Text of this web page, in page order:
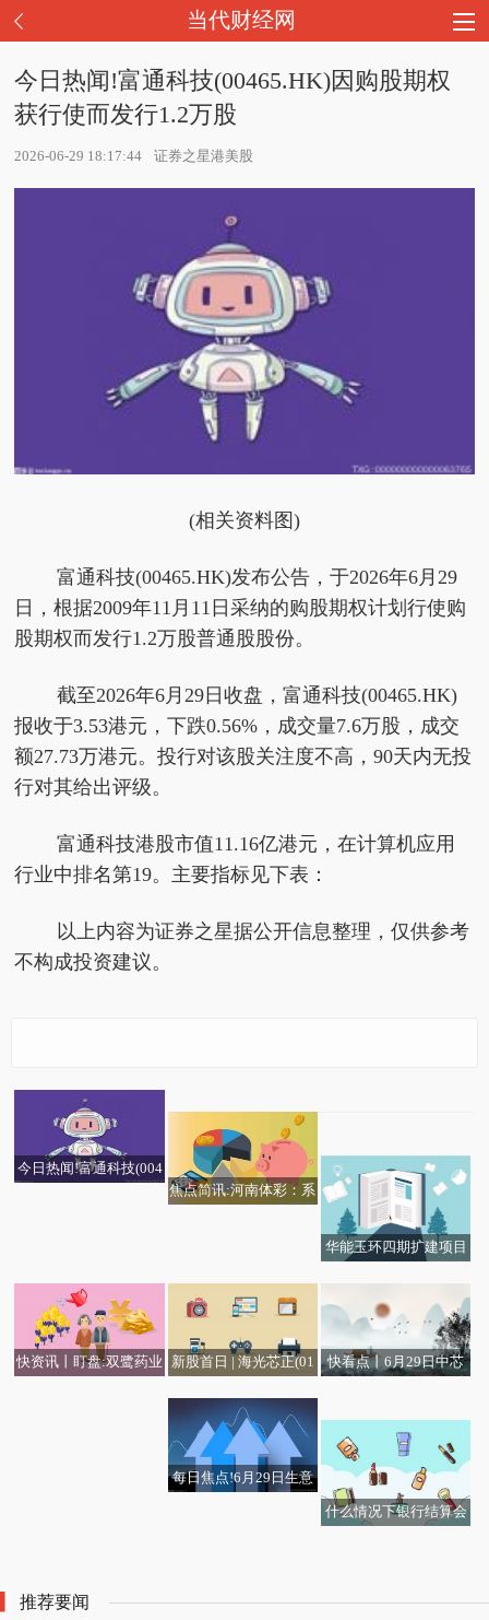
当代财经网
今日热闻!富通科技(00465.HK)因购股期权
获行使而发行1.2万股
2026-06-29 18:17:44 证券之星港美股
(相关资料图)
富通科技(00465.HK)发布公告，于2026年6月29
日，根据2009年11月11日采纳的购股期权计划行使购
股期权而发行1.2万股普通股股份。
截至2026年6月29日收盘，富通科技(00465.HK)
报收于3.53港元，下跌0.56%，成交量7.6万股，成交
额27.73万港元。投行对该股关注度不高，90天内无投
行对其给出评级。
富通科技港股市值11.16亿港元，在计算机应用
行业中排名第19。主要指标见下表：
以上内容为证券之星据公开信息整理，仅供参考
不构成投资建议。
今日热闻!富通科技(004
4.96万元
尚未开始大额投入，暂
无落地订单
焦点简讯:河南体彩：系
划 约占其市值4.5%-焦
点短讯
价上调
华能玉环四期扩建项目
临界GH2070P高温合金
集箱三通批量生产 焦点
滚动
快资讯丨盯盘:双鹭药业
新股首日 | 海光芯正(01
高开75.35% 光电互连产
品已广泛应用于AI数据
中心
快看点丨6月29日中芯
每日焦点!6月29日生意
89万港元回购12.65万股
什么情况下银行结算会
推荐要闻